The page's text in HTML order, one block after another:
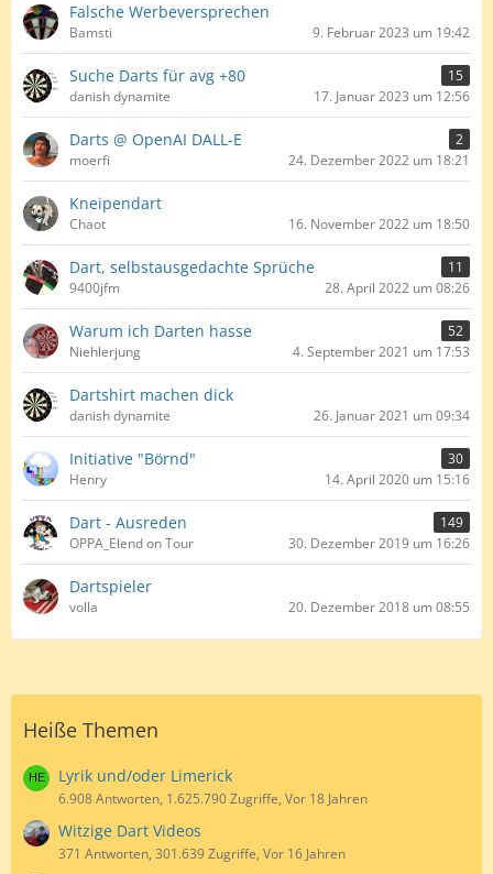
Falsche Werbeversprechen
Bamsti 9. Februar 2023 um 19:42
Suche Darts für avg +80
15
danish dynamite
17. Januar 2023 um 12:56
Darts @ OpenAI DALL-E
2
moerfi
24. Dezember 2022 um 18:21
Kneipendart
Chaot 16. November 2022 um 18:50
Dart, selbstausgedachte Sprüche
11
9400jfm
28. April 2022 um 08:26
Warum ich Darten hasse
52
Niehlerjung
4. September 2021 um 17:53
Dartshirt machen dick
danish dynamite 26. Januar 2021 um 09:34
Initiative "Börnd"
30
Henry
14. April 2020 um 15:16
Dart - Ausreden
149
OPPA_Elend on Tour
30. Dezember 2019 um 16:26
Dartspieler
volla 20. Dezember 2018 um 08:55
Heiße Themen
Lyrik und/oder Limerick
6.908 Antworten, 1.625.790 Zugriffe, Vor 18 Jahren
Witzige Dart Videos
371 Antworten, 301.639 Zugriffe, Vor 16 Jahren